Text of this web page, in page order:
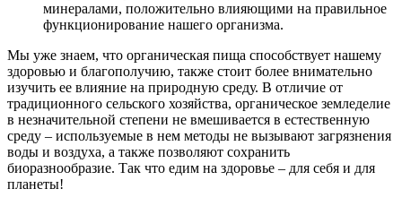
минералами, положительно влияющими на правильное
функционирование нашего организма.
Мы уже знаем, что органическая пища способствует нашему
здоровью и благополучию, также стоит более внимательно
изучить ее влияние на природную среду. В отличие от
традиционного сельского хозяйства, органическое земледелие
в незначительной степени не вмешивается в естественную
среду – используемые в нем методы не вызывают загрязнения
воды и воздуха, а также позволяют сохранить
биоразнообразие. Так что едим на здоровье – для себя и для
планеты!